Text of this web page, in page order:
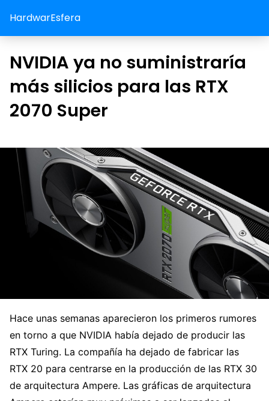
HardwarEsfera
NVIDIA ya no suministraría
más silicios para las RTX
2070 Super
Hace unas semanas aparecieron los primeros rumores
en torno a que NVIDIA había dejado de producir las
RTX Turing. La compañía ha dejado de fabricar las
RTX 20 para centrarse en la producción de las RTX 30
de arquitectura Ampere. Las gráficas de arquitectura